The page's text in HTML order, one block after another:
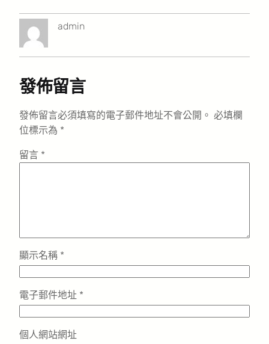
admin
發佈留言
發佈留言必須填寫的電子郵件地址不會公開。 必填欄
位標示為 *
留言 *
顯示名稱 *
電子郵件地址 *
個人網站網址